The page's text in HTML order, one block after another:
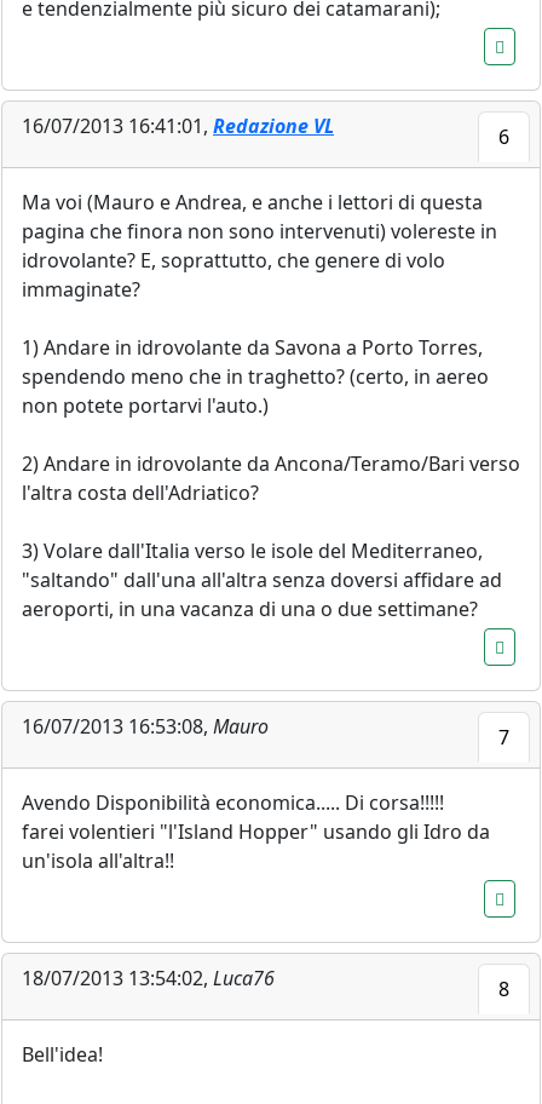
e tendenzialmente più sicuro dei catamarani);
16/07/2013 16:41:01, Redazione VL 6
Ma voi (Mauro e Andrea, e anche i lettori di questa
pagina che finora non sono intervenuti) volereste in
idrovolante? E, soprattutto, che genere di volo
immaginate?
1) Andare in idrovolante da Savona a Porto Torres,
spendendo meno che in traghetto? (certo, in aereo
non potete portarvi l'auto.)
2) Andare in idrovolante da Ancona/Teramo/Bari verso
l'altra costa dell'Adriatico?
3) Volare dall'Italia verso le isole del Mediterraneo,
"saltando" dall'una all'altra senza doversi affidare ad
aeroporti, in una vacanza di una o due settimane?
16/07/2013 16:53:08, Mauro 7
Avendo Disponibilità economica..... Di corsa!!!!!
farei volentieri "l'Island Hopper" usando gli Idro da
un'isola all'altra!!
18/07/2013 13:54:02, Luca76 8
Bell'idea!